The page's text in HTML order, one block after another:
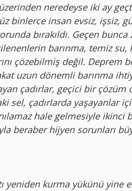
neredeyse iki ay
binlerce insan evsiz, işsiz,
bırakıldı. Geçen
barınma, temiz
çözebilmiş değil. Deprem
uzun dönemli barınma
çadırlar, geçici bir çözüm
sel, çadırlarda yaşayanlar
hale gelmesiyle ikinci
beraber hijyen sorunları
yeniden kurma yükünü yine